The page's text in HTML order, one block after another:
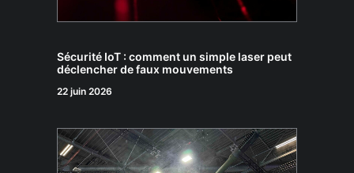
Sécurité IoT : comment un simple laser peut
déclencher de faux mouvements
22 juin 2026